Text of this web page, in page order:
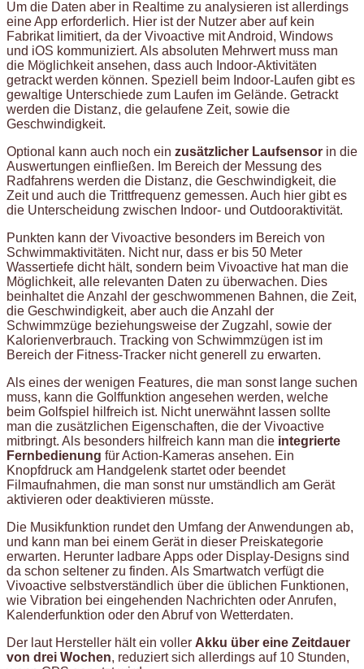
Um die Daten aber in Realtime zu analysieren ist allerdings
eine App erforderlich. Hier ist der Nutzer aber auf kein
Fabrikat limitiert, da der Vivoactive mit Android, Windows
und iOS kommuniziert. Als absoluten Mehrwert muss man
die Möglichkeit ansehen, dass auch Indoor-Aktivitäten
getrackt werden können. Speziell beim Indoor-Laufen gibt es
gewaltige Unterschiede zum Laufen im Gelände. Getrackt
werden die Distanz, die gelaufene Zeit, sowie die
Geschwindigkeit.
Optional kann auch noch ein zusätzlicher Laufsensor in die
Auswertungen einfließen. Im Bereich der Messung des
Radfahrens werden die Distanz, die Geschwindigkeit, die
Zeit und auch die Trittfrequenz gemessen. Auch hier gibt es
die Unterscheidung zwischen Indoor- und Outdooraktivität.
Punkten kann der Vivoactive besonders im Bereich von
Schwimmaktivitäten. Nicht nur, dass er bis 50 Meter
Wassertiefe dicht hält, sondern beim Vivoactive hat man die
Möglichkeit, alle relevanten Daten zu überwachen. Dies
beinhaltet die Anzahl der geschwommenen Bahnen, die Zeit,
die Geschwindigkeit, aber auch die Anzahl der
Schwimmzüge beziehungsweise der Zugzahl, sowie der
Kalorienverbrauch. Tracking von Schwimmzügen ist im
Bereich der Fitness-Tracker nicht generell zu erwarten.
Als eines der wenigen Features, die man sonst lange suchen
muss, kann die Golffunktion angesehen werden, welche
beim Golfspiel hilfreich ist. Nicht unerwähnt lassen sollte
man die zusätzlichen Eigenschaften, die der Vivoactive
mitbringt. Als besonders hilfreich kann man die integrierte
Fernbedienung für Action-Kameras ansehen. Ein
Knopfdruck am Handgelenk startet oder beendet
Filmaufnahmen, die man sonst nur umständlich am Gerät
aktivieren oder deaktivieren müsste.
Die Musikfunktion rundet den Umfang der Anwendungen ab,
und kann man bei einem Gerät in dieser Preiskategorie
erwarten. Herunter ladbare Apps oder Display-Designs sind
da schon seltener zu finden. Als Smartwatch verfügt die
Vivoactive selbstverständlich über die üblichen Funktionen,
wie Vibration bei eingehenden Nachrichten oder Anrufen,
Kalenderfunktion oder den Abruf von Wetterdaten.
Der laut Hersteller hält ein voller Akku über eine Zeitdauer
von drei Wochen, reduziert sich allerdings auf 10 Stunden,